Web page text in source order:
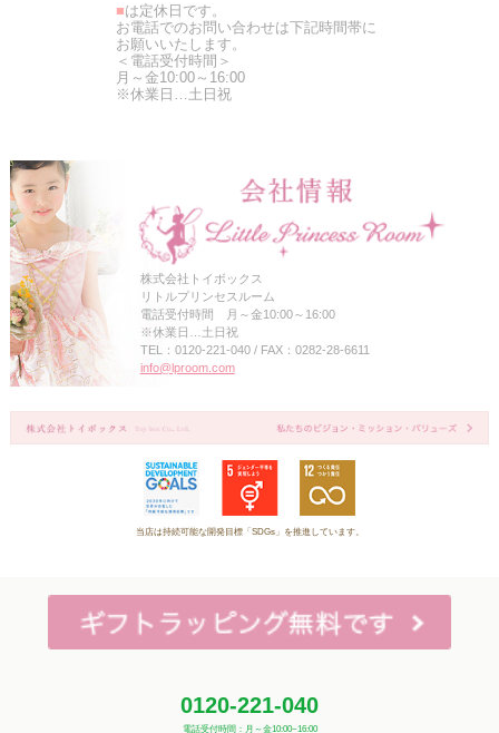
■は定休日です。
お電話でのお問い合わせは下記時間帯に
お願いいたします。
＜電話受付時間＞
月～金10:00～16:00
※休業日…土日祝
株式会社トイボックス
リトルプリンセスルーム
電話受付時間 月～金10:00～16:00
※休業日…土日祝
TEL：0120-221-040 / FAX：0282-28-6611
info@lproom.com
当店は持続可能な開発目標「SDGs」を推進しています。
0120-221-040
電話受付時間：月～金10:00~16:00